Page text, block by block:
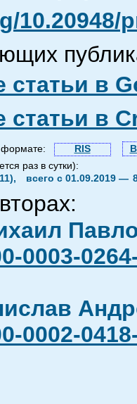
10.20948/
в
в
формате: RIS
раз в сутки):
всего с 01.09.2019 —
0003-
0002-